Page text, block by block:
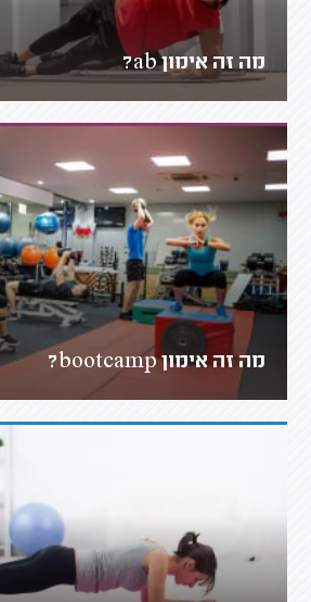
מה זה אימון ab?
מה זה אימון bootcamp?